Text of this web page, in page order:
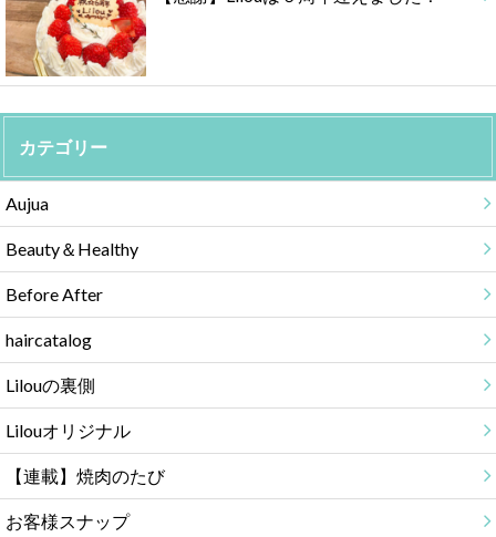
カテゴリー
Aujua
Beauty＆Healthy
Before After
haircatalog
Lilouの裏側
Lilouオリジナル
【連載】焼肉のたび
お客様スナップ